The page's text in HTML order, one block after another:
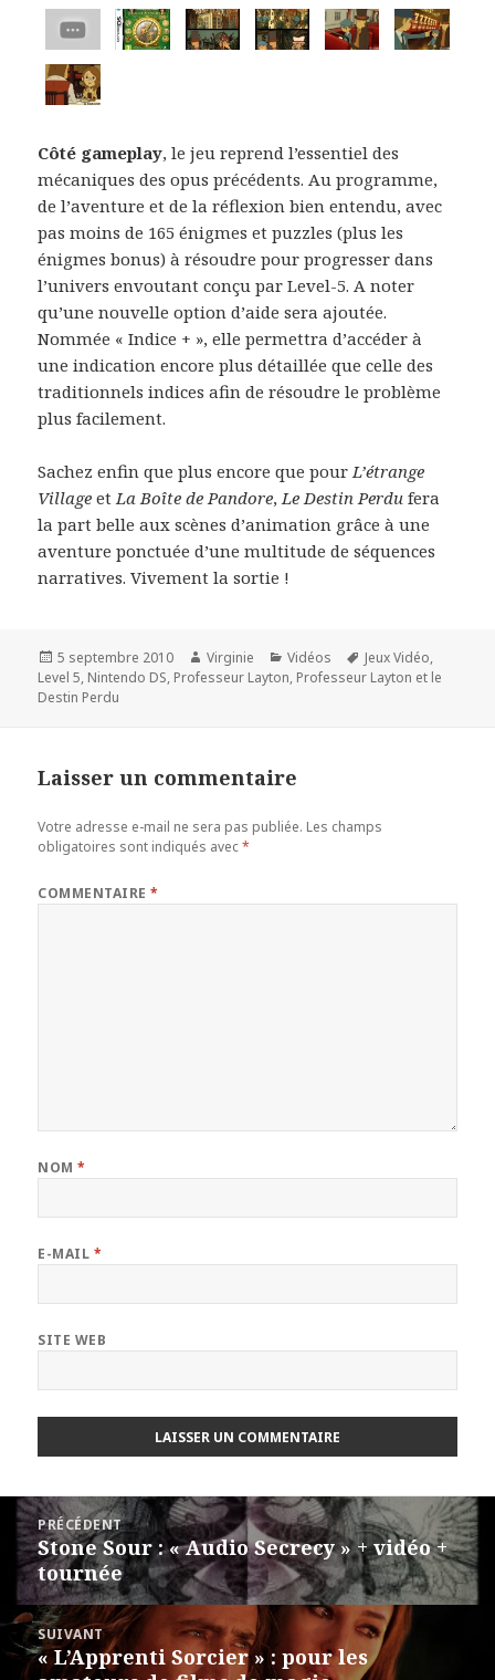
Côté gameplay, le jeu reprend l’essentiel des
mécaniques des opus précédents. Au programme,
de l’aventure et de la réflexion bien entendu, avec
pas moins de 165 énigmes et puzzles (plus les
énigmes bonus) à résoudre pour progresser dans
l’univers envoutant conçu par Level-5. A noter
qu’une nouvelle option d’aide sera ajoutée.
Nommée « Indice + », elle permettra d’accéder à
une indication encore plus détaillée que celle des
traditionnels indices afin de résoudre le problème
plus facilement.
Sachez enfin que plus encore que pourL’étrange
Village etLa Boîte de Pandore,Le Destin Perdu fera
la part belle aux scènes d’animation grâce à une
aventure ponctuée d’une multitude de séquences
narratives. Vivement la sortie !
Publié
le
5 septembre 2010 Auteur
Virginie Catégories
Vidéos
Mots-
clés
Jeux Vidéo,
Level 5, Nintendo DS, Professeur Layton, Professeur Layton et le
Destin Perdu
Laisser un commentaire
Votre adresse e-mail ne sera pas publiée. Les champs
obligatoires sont indiqués avec*
COMMENTAIRE*
NOM*
E-MAIL *
SITE WEB
Navigation
de
l’article
PRÉCÉDENT
Article
précédent :
Stone Sour : « Audio Secrecy » + vidéo +
tournée
SUIVANT
Article
« L’Apprenti Sorcier » : pour les